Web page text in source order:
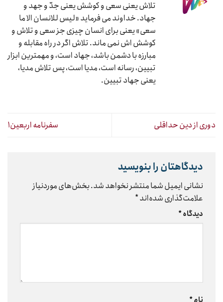
تلاش یعنی سعی و کوشش یعنی جدّ و جهد و
جهاد. خداوند می فرماید «لیس للانسان الا ما
سعی» یعنی برای انسان چیزی جز سعی و تلاش و
کوشش اش نمی ماند. تلاش اگر در راه مقابله و
مبارزه با دشمن باشد، جهاد است، و مهمترین ابزار
تبیین، رسانه است، مدیا است، پس تلاش مدیا،
یعنی جهاد تبیین.
دوری از دین حداقلی سفرنامه اربعین۱
دیدگاهتان را بنویسید
نشانی ایمیل شما منتشر نخواهد شد.بخش‌های موردنیاز
علامت‌گذاری شده‌اند*
دیدگاه*
نام*